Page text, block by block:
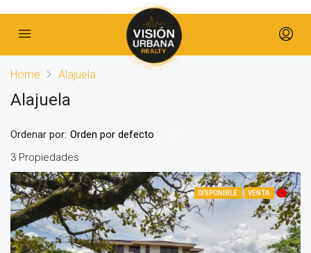
Home Alajuela
Alajuela
3 Propiedades
Ordenar por: Orden por defecto
DISPONIBLE VENTA